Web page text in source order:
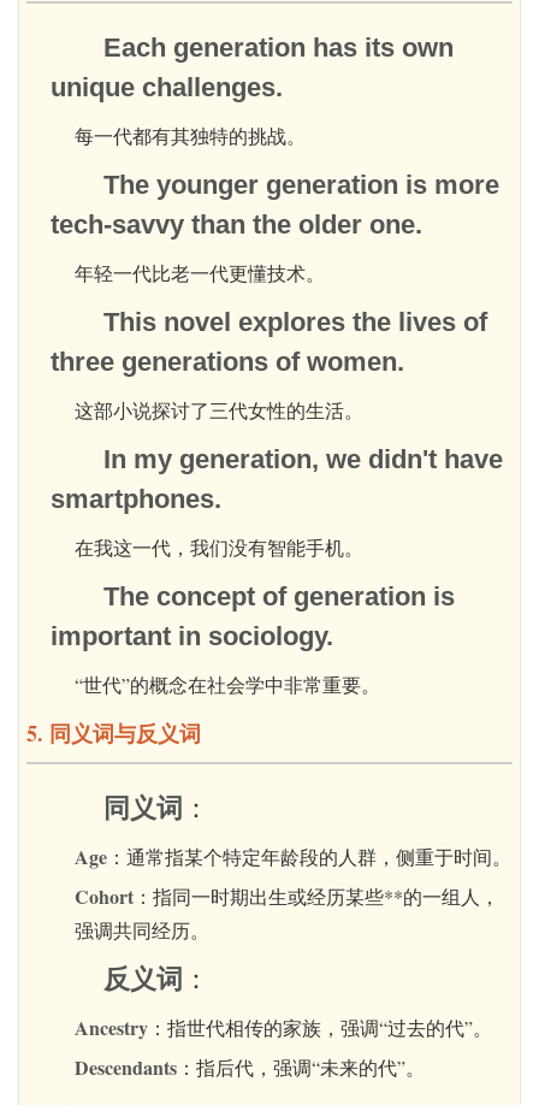
Each generation has its own
unique challenges.
每一代都有其独特的挑战。
The younger generation is more
tech-savvy than the older one.
年轻一代比老一代更懂技术。
This novel explores the lives of
three generations of women.
这部小说探讨了三代女性的生活。
In my generation, we didn't have
smartphones.
在我这一代，我们没有智能手机。
The concept of generation is
important in sociology.
“世代”的概念在社会学中非常重要。
5. 同义词与反义词
同义词 ：
Age ：通常指某个特定年龄段的人群，侧重于时间。
Cohort ：指同一时期出生或经历某些**的一组人，
强调共同经历。
反义词 ：
Ancestry ：指世代相传的家族，强调“过去的代”。
Descendants ：指后代，强调“未来的代”。